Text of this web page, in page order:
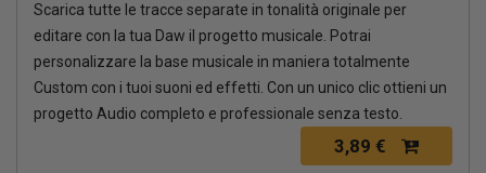
Scarica tutte le tracce separate in tonalità originale per
editare con la tua Daw il progetto musicale. Potrai
personalizzare la base musicale in maniera totalmente
Custom con i tuoi suoni ed effetti. Con un unico clic ottieni un
progetto Audio completo e professionale senza testo.
3,89 €